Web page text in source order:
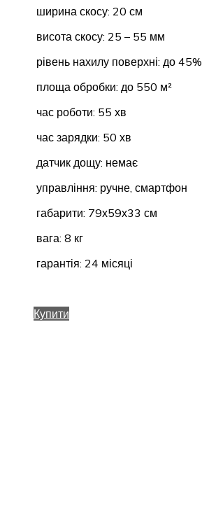
ширина скосу: 20 см
висота скосу: 25 – 55 мм
рівень нахилу поверхні: до 45%
площа обробки: до 550 м²
час роботи: 55 хв
час зарядки: 50 хв
датчик дощу: немає
управління: ручне, смартфон
габарити: 79х59х33 см
вага: 8 кг
гарантія: 24 місяці
Купити